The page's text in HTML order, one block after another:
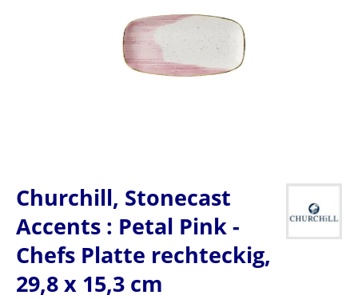
Churchill, Stonecast
Accents : Petal Pink -
Chefs Platte rechteckig,
29,8 x 15,3 cm